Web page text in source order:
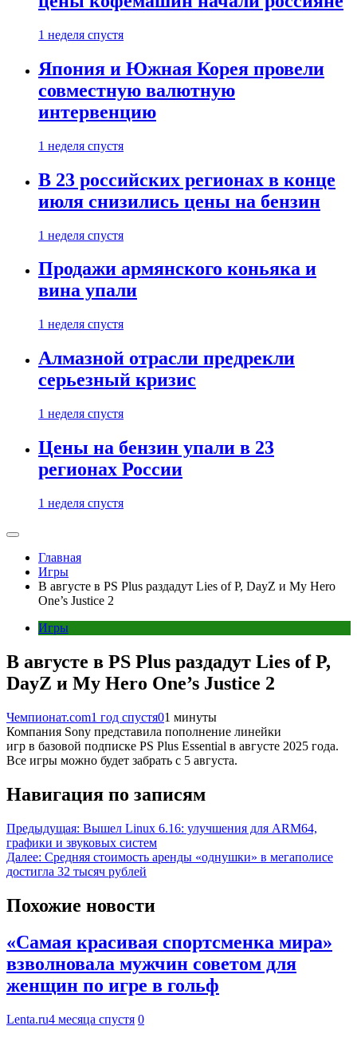
1 неделя спустя
Япония и Южная Корея провели
совместную валютную
интервенцию
1 неделя спустя
В 23 российских регионах в конце
июля снизились цены на бензин
1 неделя спустя
Продажи армянского коньяка и
вина упали
1 неделя спустя
Алмазной отрасли предрекли
серьезный кризис
1 неделя спустя
Цены на бензин упали в 23
регионах России
1 неделя спустя
Главная
Игры
В августе в PS Plus раздадут Lies of P, DayZ и My Hero
One’s Justice 2
Игры
В августе в PS Plus раздадут Lies of P,
DayZ и My Hero One’s Justice 2
Чемпионат.com1 год спустя01 минуты
Компания Sony представила пополнение линейки
игр в базовой подписке PS Plus Essential в августе 2025 года.
Все игры можно будет забрать с 5 августа.
Навигация по записям
Предыдущая: Вышел Linux 6.16: улучшения для ARM64,
графики и звуковых систем
Далее: Средняя стоимость аренды «однушки» в мегаполисе
достигла 32 тысяч рублей
Похожие новости
«Самая красивая спортсменка мира»
взволновала мужчин советом для
женщин по игре в гольф
Lenta.ru4 месяца спустя 0